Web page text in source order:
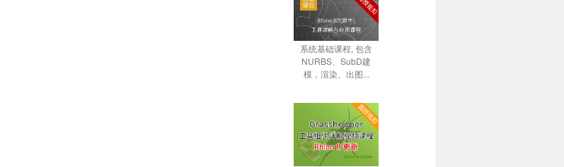
系统基础课程, 包含
NURBS、SubD建
模，渲染、出图...